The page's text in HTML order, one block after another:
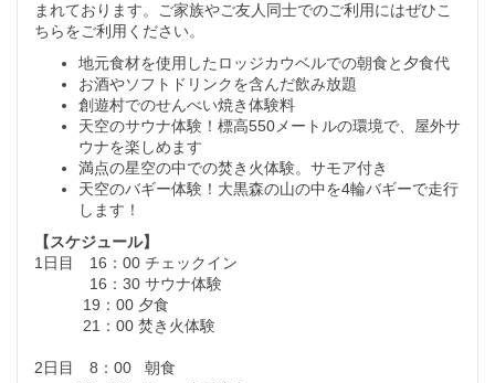
まれております。ご家族やご友人同士でのご利用にはぜひこ
ちらをご利用ください。
地元食材を使用したロッジカウベルでの朝食と夕食代
お酒やソフトドリンクを含んだ飲み放題
創遊村でのせんべい焼き体験料
天空のサウナ体験！標高550メートルの環境で、屋外サ
ウナを楽しめます
満点の星空の中での焚き火体験。サモア付き
天空のバギー体験！大黒森の山の中を4輪バギーで走行
します！
【スケジュール】
1日目 16：00 チェックイン
16：30 サウナ体験
19：00 夕食
21：00 焚き火体験
2日目 8：00 朝食